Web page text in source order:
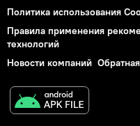
Политика использования
Правила применения
технологий
Новости компаний